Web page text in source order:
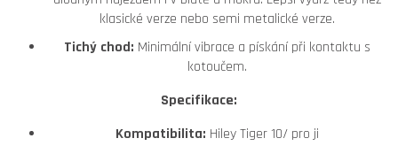
klasické verze nebo semi metalické verze.
Tichý chod: Minimální vibrace a pískání při kontaktu s
kotoučem.
Specifikace:
Kompatibilita: Hiley Tiger 10/ pro ji